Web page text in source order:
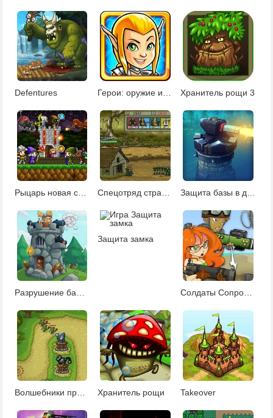
Defentures Герои: оружие и слава Хранитель рощи 3
Рыцарь новая стратегия Спецотряд стратегия Защита базы в джунглях
Разрушение башни
Защита замка
Солдаты Сопротивление
Волшебники против орков Хранитель рощи Takeover